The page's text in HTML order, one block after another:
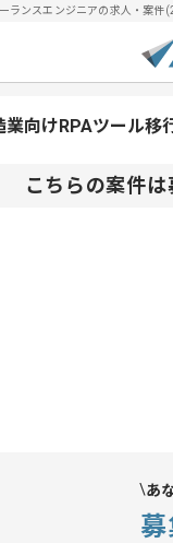
ーランスエンジニアの求人・案
業向けRPAツール
こちらの案件
あ